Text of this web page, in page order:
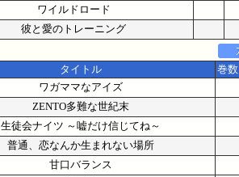
ワイルドロード
彼と愛のトレーニング
タイトル
巻数
ワガママなアイズ
ZENTO多難な世紀末
生徒会ナイツ ～嘘だけ信じてね～
普通、恋なんか生まれない場所
甘口バランス